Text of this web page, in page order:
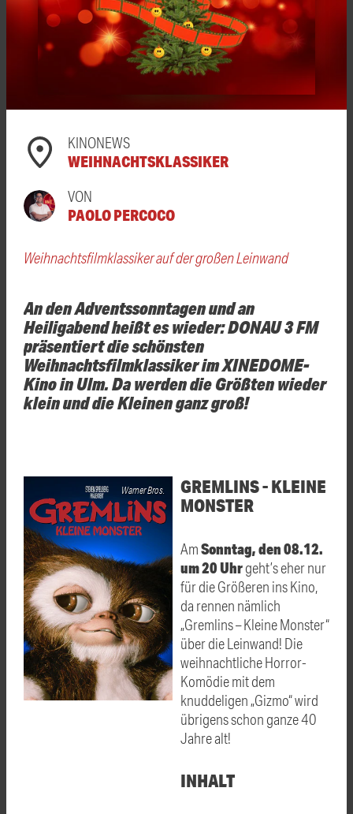
KINONEWS
WEIHNACHTSKLASSIKER
VON
PAOLO PERCOCO
Weihnachtsfilmklassiker auf der großen Leinwand
An den Adventssonntagen und an
Heiligabend heißt es wieder: DONAU 3 FM
präsentiert die schönsten
Weihnachtsfilmklassiker im XINEDOME-
Kino in Ulm. Da werden die Größten wieder
klein und die Kleinen ganz groß!
Warner Bros.
GREMLINS - KLEINE
MONSTER
AmSonntag, den 08.12.
um 20 Uhrgeht’s eher nur
für die Größeren ins Kino,
da rennen nämlich
„Gremlins – Kleine Monster“
über die Leinwand! Die
weihnachtliche Horror-
Komödie mit dem
knuddeligen „Gizmo“ wird
übrigens schon ganze 40
Jahre alt!
INHALT